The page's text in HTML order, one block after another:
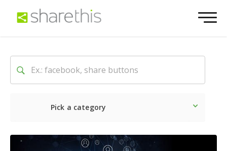
Pick a category
Dernière Sociale